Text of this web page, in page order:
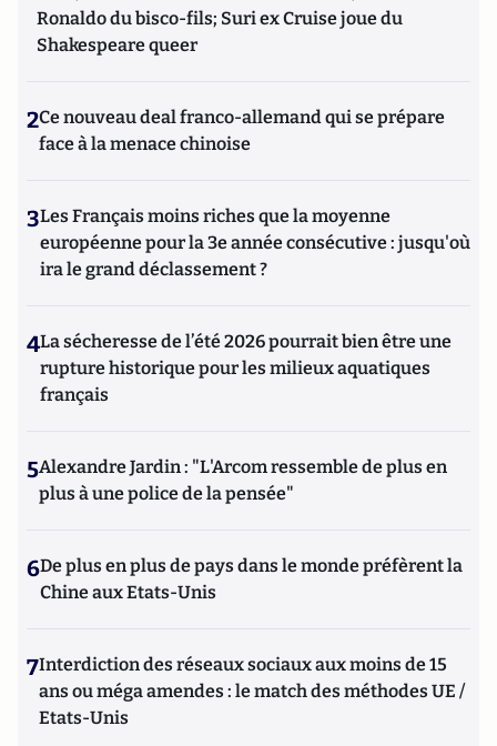
Ronaldo du bisco-fils; Suri ex Cruise joue du
Shakespeare queer
2Ce nouveau deal franco-allemand qui se prépare
face à la menace chinoise
3Les Français moins riches que la moyenne
européenne pour la 3e année consécutive : jusqu'où
ira le grand déclassement ?
4La sécheresse de l’été 2026 pourrait bien être une
rupture historique pour les milieux aquatiques
français
5Alexandre Jardin : "L'Arcom ressemble de plus en
plus à une police de la pensée"
6De plus en plus de pays dans le monde préfèrent la
Chine aux Etats-Unis
7Interdiction des réseaux sociaux aux moins de 15
ans ou méga amendes : le match des méthodes UE /
Etats-Unis